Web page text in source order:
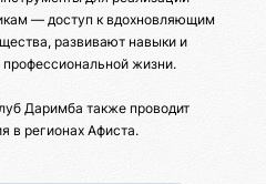
— доступ к вдохновляющим
развивают навыки и
жизни.
Даримба также проводит
в регионах Афиста.